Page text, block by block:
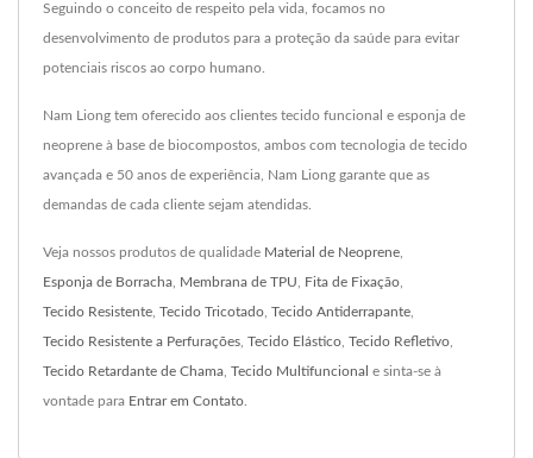
Seguindo o conceito de respeito pela vida, focamos no
desenvolvimento de produtos para a proteção da saúde para evitar
potenciais riscos ao corpo humano.
Nam Liong tem oferecido aos clientes tecido funcional e esponja de
neoprene à base de biocompostos, ambos com tecnologia de tecido
avançada e 50 anos de experiência, Nam Liong garante que as
demandas de cada cliente sejam atendidas.
Veja nossos produtos de qualidade Material de Neoprene
Esponja de Borracha Membrana de TPU Fita de Fixação
Tecido Resistente Tecido Tricotado Tecido Antiderrapante
Tecido Resistente a Perfurações Tecido Elástico Tecido Refletivo
Tecido Retardante de Chama Tecido Multifuncional e sinta-se à
vontade para Entrar em Contato